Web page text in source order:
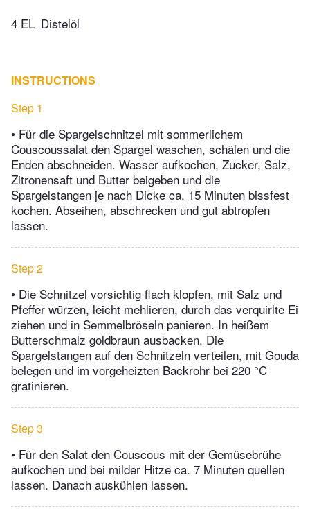
4 EL Distelöl
INSTRUCTIONS
Step 1
• Für die Spargelschnitzel mit sommerlichem
Couscoussalat den Spargel waschen, schälen und die
Enden abschneiden. Wasser aufkochen, Zucker, Salz,
Zitronensaft und Butter beigeben und die
Spargelstangen je nach Dicke ca. 15 Minuten bissfest
kochen. Abseihen, abschrecken und gut abtropfen
lassen.
Step 2
• Die Schnitzel vorsichtig flach klopfen, mit Salz und
Pfeffer würzen, leicht mehlieren, durch das verquirlte Ei
ziehen und in Semmelbröseln panieren. In heißem
Butterschmalz goldbraun ausbacken. Die
Spargelstangen auf den Schnitzeln verteilen, mit Gouda
belegen und im vorgeheizten Backrohr bei 220 °C
gratinieren.
Step 3
• Für den Salat den Couscous mit der Gemüsebrühe
aufkochen und bei milder Hitze ca. 7 Minuten quellen
lassen. Danach auskühlen lassen.